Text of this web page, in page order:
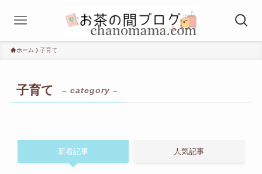
ホーム 子育て
子育て – category –
新着記事 人気記事